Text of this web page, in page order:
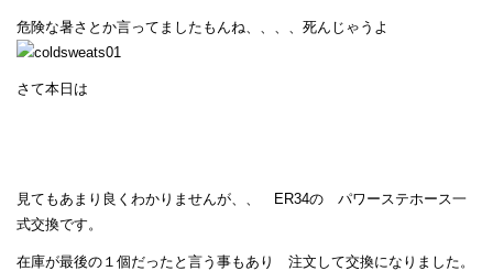
危険な暑さとか言ってましたもんね、、、、死んじゃうよ
さて本日は
見てもあまり良くわかりませんが、、 ER34の パワーステホース一
式交換です。
在庫が最後の１個だったと言う事もあり 注文して交換になりました。